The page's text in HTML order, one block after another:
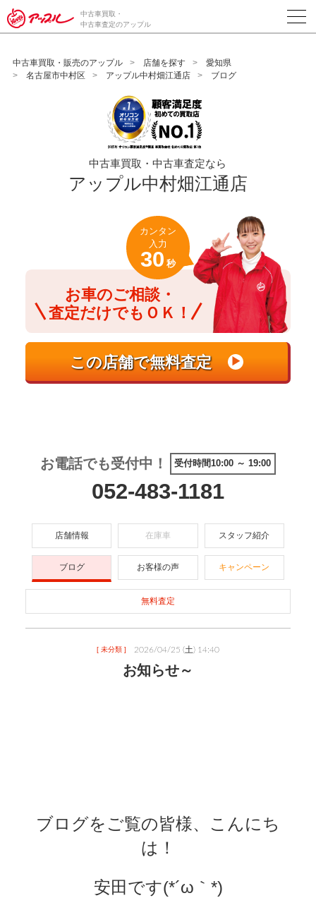
/*ABテスト_新規査定フォームの為のCVボタン*/
中古車買取・
中古車査定のアップル
中古車買取・販売のアップル 店舗を探す
愛知県
名古屋市中村区
アップル中村畑江通店 ブログ
中古車買取・中古車査定なら
アップル中村畑江通店
お車のご相談・
査定だけでもＯＫ！
カンタン
入力
30 秒
お電話でも受付中！ 受付時間10:00 ～ 19:00
052-483-1181
店舗情報 在庫車 スタッフ紹介
ブログ お客様の声 キャンペーン
無料査定
[ 未分類 ] 2026/04/25 (土) 14:40
お知らせ～
ブログをご覧の皆様、こんにち
は！
安田です(*´ω｀*)